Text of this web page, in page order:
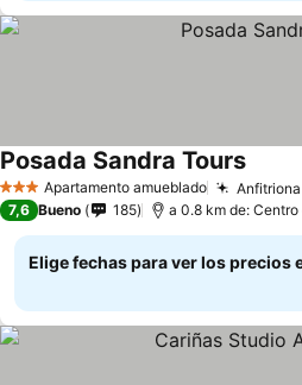
3 EstrellasApartamento amueblado
Posada Sandra Tours
7,6 Bueno 185 a 0.8 km de:
Elige fechas para ver los precios